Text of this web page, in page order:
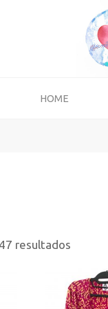
HOME
resultados
mais